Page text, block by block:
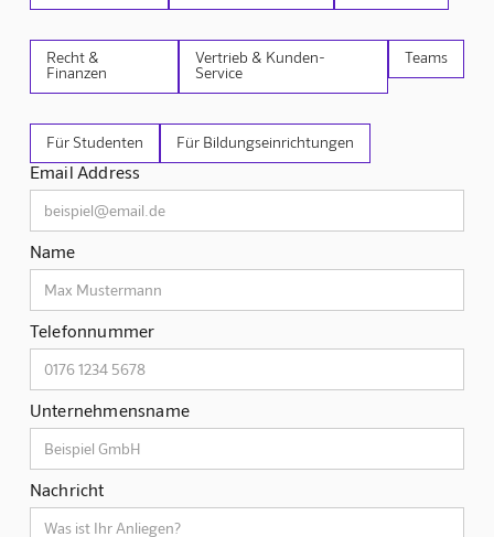
Recht &
Finanzen
Vertrieb & Kunden-
Service
Teams
Für Studenten Für Bildungseinrichtungen
Email Address
Name
Telefonnummer
Unternehmensname
Nachricht